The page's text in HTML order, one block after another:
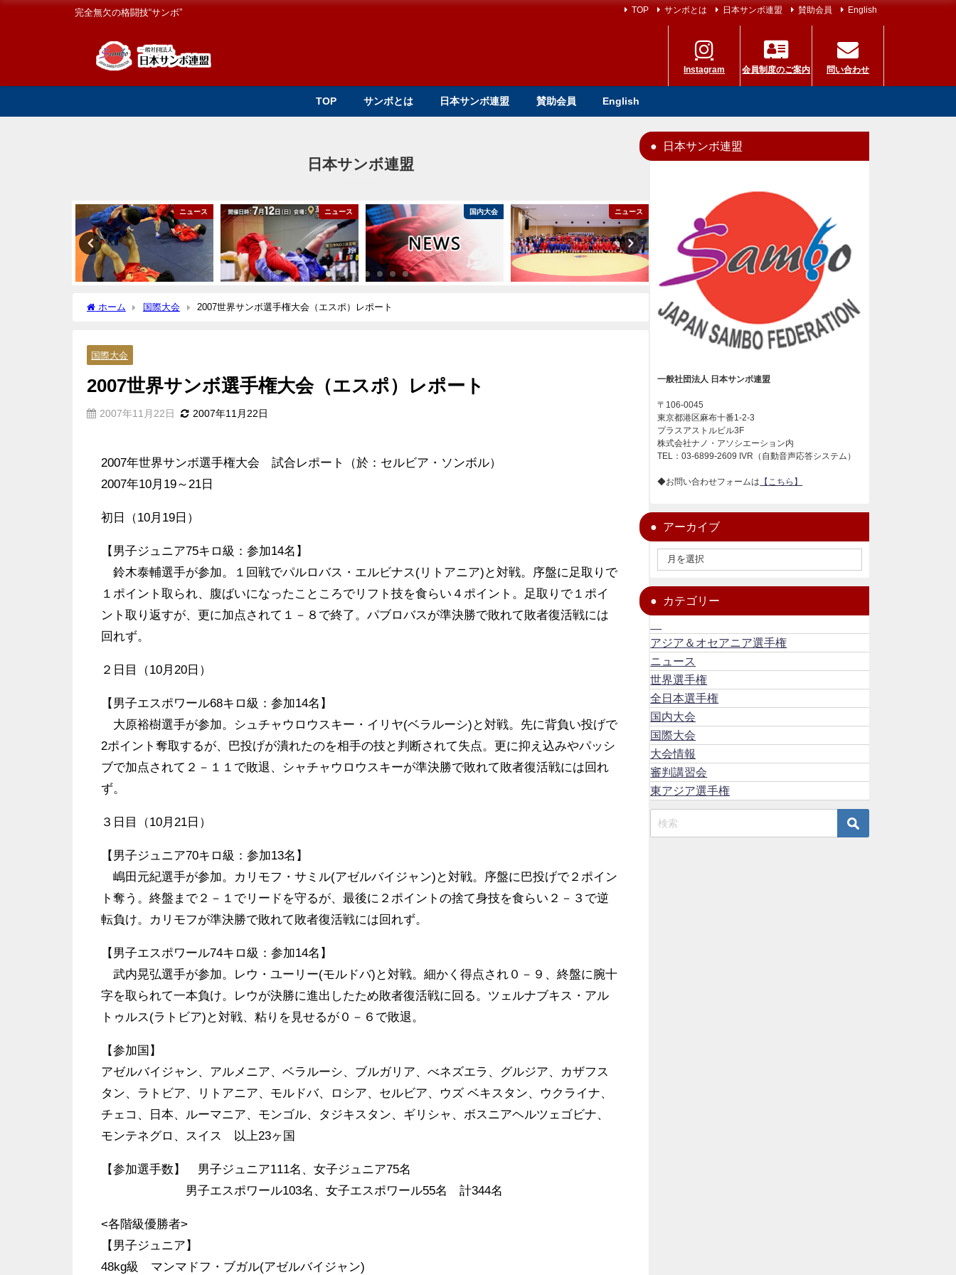
完全無欠の格闘技“サンボ” TOP サンボとは 日本サンボ連盟 賛助会員 English
Instagram 会員制度のご案内 問い合わせ
TOP サンボとは 日本サンボ連盟 賛助会員 English
日本サンボ連盟
ニュース ニュース 国内大会 ニュース
ホーム 国際大会 2007世界サンボ選手権大会（エスポ）レポート
国際大会
2007世界サンボ選手権大会（エスポ）レポート
2007年11月22日 2007年11月22日
2007年世界サンボ選手権大会 試合レポート（於：セルビア・ソンボル）
2007年10月19～21日
初日（10月19日）
【男子ジュニア75キロ級：参加14名】
鈴木泰輔選手が参加。１回戦でパルロバス・エルビナス(リトアニア)と対戦。序盤に足取りで
１ポイント取られ、腹ばいになったこところでリフト技を食らい４ポイント。足取りで１ポイ
ント取り返すが、更に加点されて１－８で終了。パブロバスが準決勝で敗れて敗者復活戦には
回れず。
２日目（10月20日）
【男子エスポワール68キロ級：参加14名】
大原裕樹選手が参加。シュチャウロウスキー・イリヤ(ベラルーシ)と対戦。先に背負い投げで
2ポイント奪取するが、巴投げが潰れたのを相手の技と判断されて失点。更に抑え込みやパッシ
ブで加点されて２－１１で敗退、シャチャウロウスキーが準決勝で敗れて敗者復活戦には回れ
ず。
３日目（10月21日）
【男子ジュニア70キロ級：参加13名】
嶋田元紀選手が参加。カリモフ・サミル(アゼルバイジャン)と対戦。序盤に巴投げで２ポイン
ト奪う。終盤まで２－１でリードを守るが、最後に２ポイントの捨て身技を食らい２－３で逆
転負け。カリモフが準決勝で敗れて敗者復活戦には回れず。
【男子エスポワール74キロ級：参加14名】
武内晃弘選手が参加。レウ・ユーリー(モルドバ)と対戦。細かく得点され０－９、終盤に腕十
字を取られて一本負け。レウが決勝に進出したため敗者復活戦に回る。ツェルナブキス・アル
トゥルス(ラトビア)と対戦、粘りを見せるが０－６で敗退。
【参加国】
アゼルバイジャン、アルメニア、ベラルーシ、ブルガリア、べネズエラ、グルジア、カザフス
タン、ラトビア、リトアニア、モルドバ、ロシア、セルビア、ウズ ベキスタン、ウクライナ、
チェコ、日本、ルーマニア、モンゴル、タジキスタン、ギリシャ、ボスニアヘルツェゴビナ、
モンテネグロ、スイス 以上23ヶ国
【参加選手数】 男子ジュニア111名、女子ジュニア75名
男子エスポワール103名、女子エスポワール55名 計344名
<各階級優勝者>
【男子ジュニア】
48kg級 マンマドフ・ブガル(アゼルバイジャン)
日本サンボ連盟
一般社団法人 日本サンボ連盟
〒106-0045
東京都港区麻布十番1-2-3
プラスアストルビル3F
株式会社ナノ・アソシエーション内
TEL：03-6899-2609 IVR（自動音声応答システム）
◆お問い合わせフォームは 【こちら】
アーカイブ
カテゴリー
アジア＆オセアニア選手権
ニュース
世界選手権
全日本選手権
国内大会
国際大会
大会情報
審判講習会
東アジア選手権